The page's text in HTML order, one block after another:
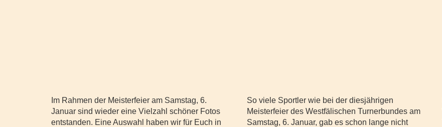
Im Rahmen der Meisterfeier am Samstag, 6.
Januar sind wieder eine Vielzahl schöner Fotos
entstanden. Eine Auswahl haben wir für Euch in
So viele Sportler wie bei der diesjährigen
Meisterfeier des Westfälischen Turnerbundes am
Samstag, 6. Januar, gab es schon lange nicht